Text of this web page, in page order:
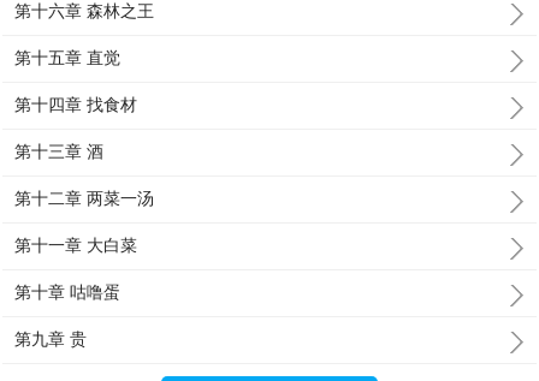
第十六章 森林之王
第十五章 直觉
第十四章 找食材
第十三章 酒
第十二章 两菜一汤
第十一章 大白菜
第十章 咕噜蛋
第九章 贵